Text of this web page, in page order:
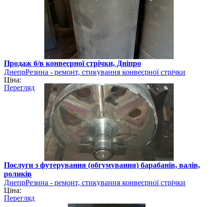
Продаж б/в конвеєрної стрічки, Дніпро
ДнепрРезина - ремонт, стикування конвеєрної стрічки
Ціна:
Перегляд
Послуги з футерування (обгумування) барабанів, валів,
роликів
ДнепрРезина - ремонт, стикування конвеєрної стрічки
Ціна:
Перегляд